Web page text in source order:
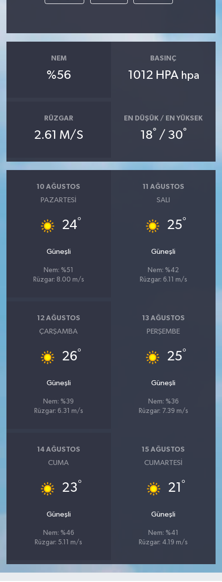
NEM
%56
BASINÇ
1012 HPA hpa
RÜZGAR
2.61 M/S
EN DÜŞÜK / EN YÜKSEK
18° / 30°
10 AĞUSTOS
PAZARTESI
24°
Güneşli
Nem: %51
Rüzgar: 8.00 m/s
11 AĞUSTOS
SALI
25°
Güneşli
Nem: %42
Rüzgar: 6.11 m/s
12 AĞUSTOS
ÇARŞAMBA
26°
Güneşli
Nem: %39
Rüzgar: 6.31 m/s
13 AĞUSTOS
PERŞEMBE
25°
Güneşli
Nem: %36
Rüzgar: 7.39 m/s
14 AĞUSTOS
CUMA
23°
Güneşli
Nem: %46
Rüzgar: 5.11 m/s
15 AĞUSTOS
CUMARTESI
21 °
Güneşli
Nem: %41
Rüzgar: 4.19 m/s